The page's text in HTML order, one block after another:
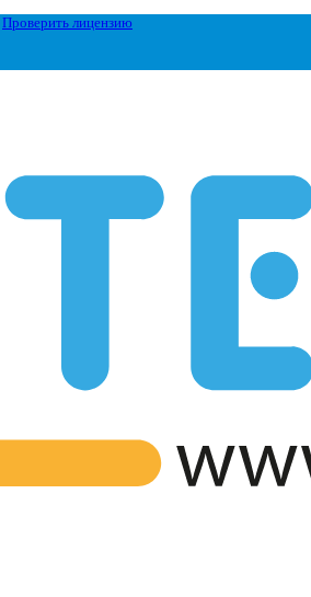
Проверить лицензию